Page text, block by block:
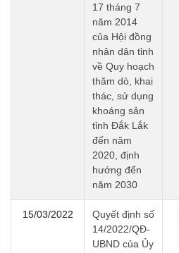
17 tháng 7
năm 2014
của Hội đồng
nhân dân tỉnh
về Quy hoạch
thăm dò, khai
thác, sử dụng
khoáng sản
tỉnh Đắk Lắk
đến năm
2020, định
hướng đến
năm 2030
15/03/2022
Quyết định số
14/2022/QĐ-
UBND của Ủy